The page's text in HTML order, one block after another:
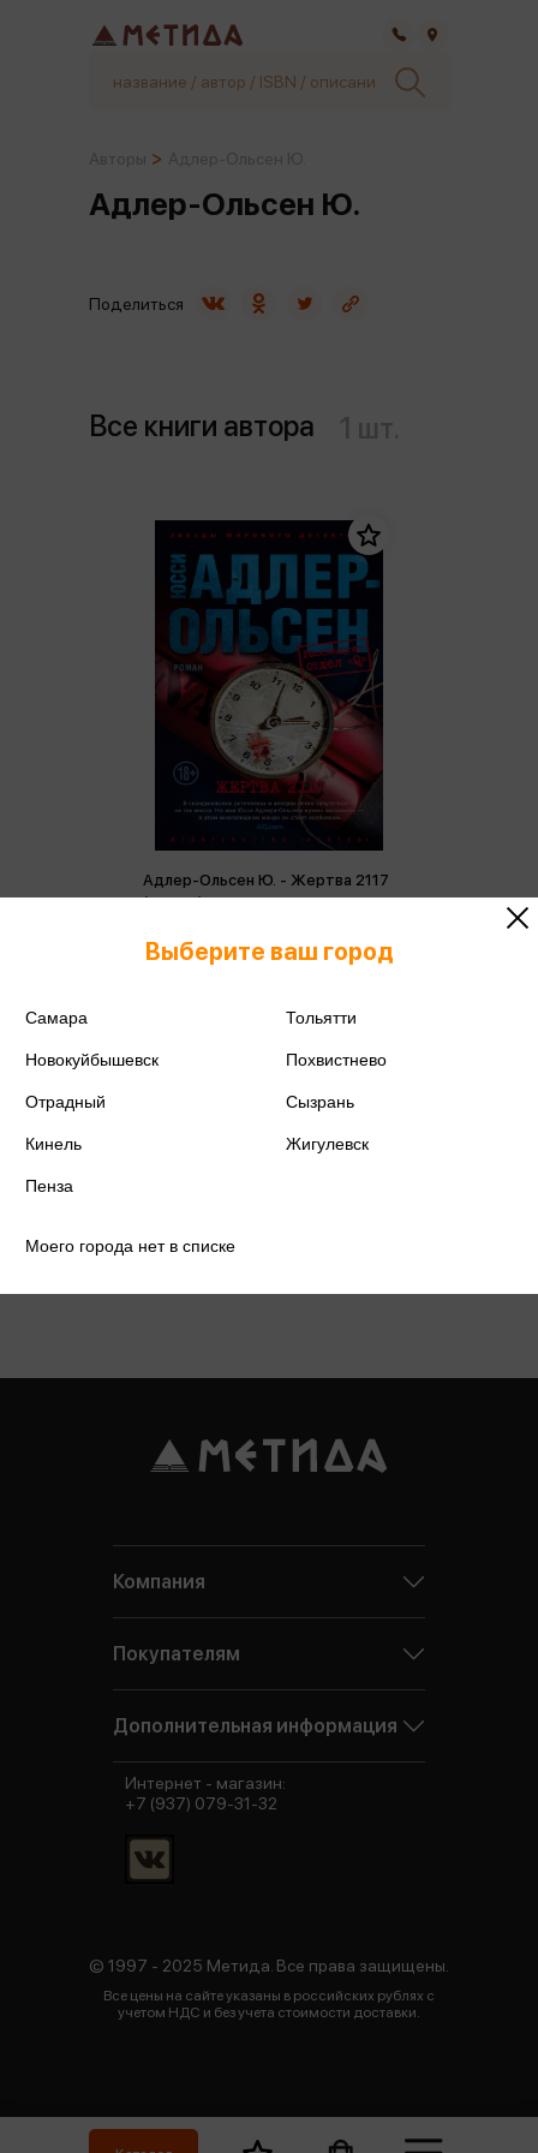
Адлер-Ольсен Ю.
Все книги автора
Поделиться
Адлер-Ольсен Ю. - Жертва 2117
(м,мини)
349 ₽
Подробнее о дисконтной карте
Выберите ваш город
Самара Тольятти
Новокуйбышевск Похвистнево
Отрадный Сызрань
Кинель Жигулевск
Пенза
Моего города нет в списке
Компания
Покупателям
Дополнительная информация
© 1997 - 2025 Метида. Все права защищены.
Все цены на сайте указаны в российских рублях с
учетом НДС и без учета стоимости доставки.
Интернет - магазин:
+7 (937) 079-31-32